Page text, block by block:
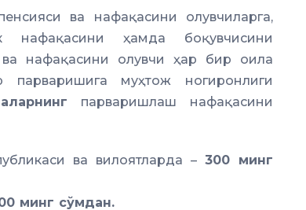
ва нафақасини олувчиларга,
нафақасини ҳамда боқувчисини
ва нафақасини олувчи ҳар бир оила
парваришига муҳтож ногиронлиги
парваришлаш нафақасини
ва вилоятларда – 300 минг
минг сўмдан.